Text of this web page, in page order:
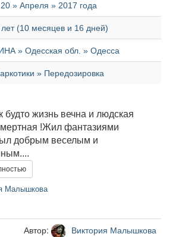
20 » Апреля » 2017 года
(10 месяцев и 16 дней)
» Одесская обл. » Одесса
» Передозировка
будто жизнь вечна и людская
!Жил фантазиями
добрым веселым и
Малышкова
Автор: Виктория Малышкова